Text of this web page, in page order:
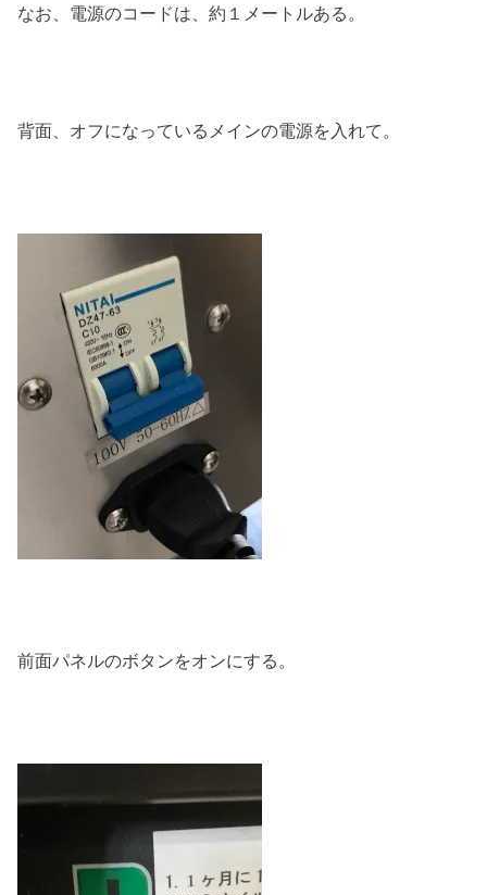
なお、電源のコードは、約１メートルある。
背面、オフになっているメインの電源を入れて。
前面パネルのボタンをオンにする。